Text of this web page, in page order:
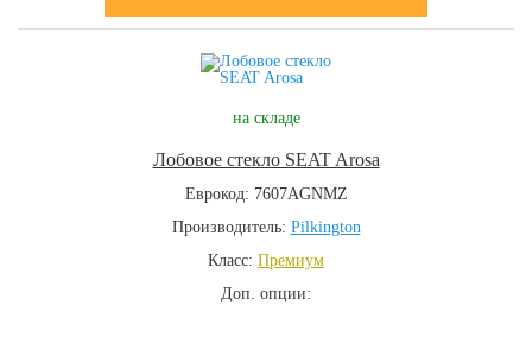
на складе
Лобовое стекло SEAT Arosa
Еврокод: 7607AGNMZ
Производитель: Pilkington
Класс: Премиум
Доп. опции: